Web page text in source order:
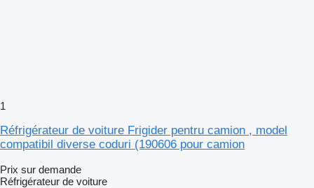
1
Réfrigérateur de voiture Frigider pentru camion , model
compatibil diverse coduri (190606 pour camion
Prix sur demande
Réfrigérateur de voiture